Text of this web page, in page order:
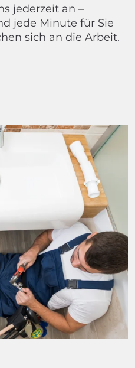
jederzeit an –
jede Minute für Sie
sich an die Arbeit.